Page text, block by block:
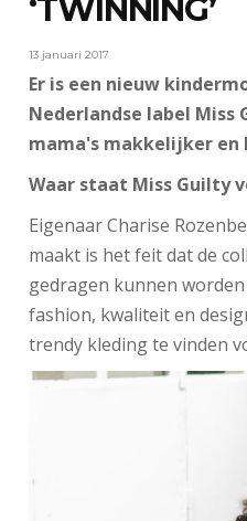
‘TWINNING’
13 januari 2017
Er is een nieuw
Nederlandse label
mama's makkelijker en
Waar staat Miss Guilty
Eigenaar Charise
maakt is het feit dat de
gedragen kunnen
fashion, kwaliteit en
trendy kleding te vinden